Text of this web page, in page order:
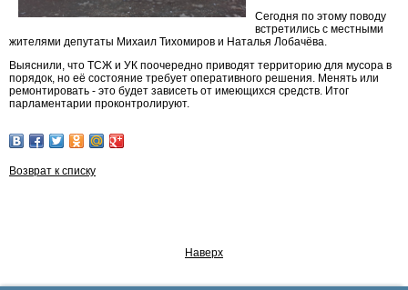
Сегодня по этому поводу
встретились с местными
жителями депутаты Михаил Тихомиров и Наталья Лобачёва.
Выяснили, что ТСЖ и УК поочередно приводят территорию для мусора в
порядок, но её состояние требует оперативного решения. Менять или
ремонтировать - это будет зависеть от имеющихся средств. Итог
парламентарии проконтролируют.
Возврат к списку
Наверх